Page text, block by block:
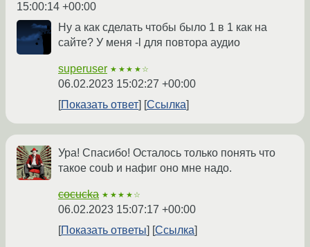
15:00:14 +00:00
Ну а как сделать чтобы было 1 в 1 как на
сайте? У меня -l для повтора аудио
superuser ★★★★☆
06.02.2023 15:02:27 +00:00
Показать ответ
Ссылка
Ура! Спасибо! Осталось только понять что
такое coub и нафиг оно мне надо.
cocucka ★★★★☆
06.02.2023 15:07:17 +00:00
Показать ответы
Ссылка